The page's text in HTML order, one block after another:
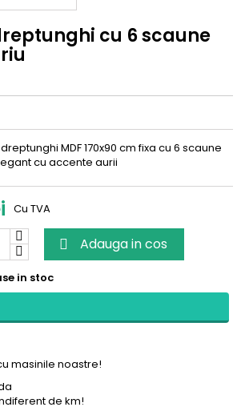
cu 6 scaune
MDF 170x90 cm fixa cu 6 scaune
cu accente aurii
Cu TVA
 Adauga in cos
in stoc
masinile noastre!
de km!